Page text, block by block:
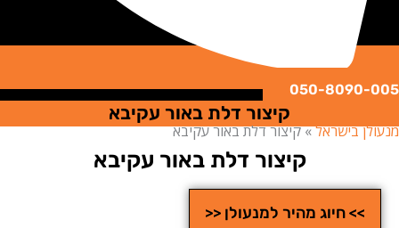
050-
קיצור דלת באור עקיבא
בישראל»קיצור דלת באור עקיבא
קיצור דלת באור עקיבא
>> חיוג מהיר למנעולן <<